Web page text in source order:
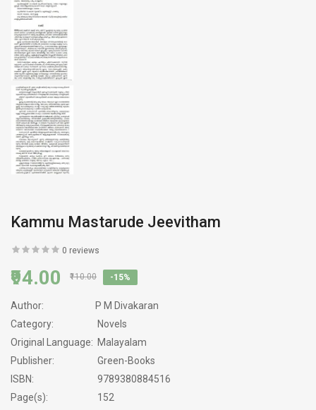
Kammu Mastarude Jeevitham
0 reviews
₹94.00 ₹110.00 -15%
Author:
P M Divakaran
Category:
Novels
Original Language: Malayalam
Publisher:
Green-Books
ISBN:
9789380884516
Page(s):
152